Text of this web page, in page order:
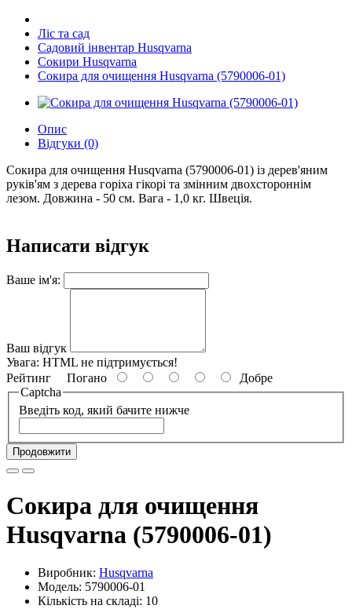
Ліс та сад
Садовий інвентар Husqvarna
Сокири Husqvarna
Сокира для очищення Husqvarna (5790006-01)
Опис
Відгуки (0)
Сокира для очищення Husqvarna (5790006-01) із дерев'яним
руків'ям з дерева горіха гікорі та змінним двохстороннім
лезом. Довжина - 50 см. Вага - 1,0 кг. Швеція.
Написати відгук
Ваше ім'я:
Ваш відгук
Увага: HTML не підтримується!
Рейтинг Погано
Добре
Captcha
Введіть код, який бачите нижче
Продовжити
Сокира для очищення
Husqvarna (5790006-01)
Виробник: Husqvarna
Модель: 5790006-01
Кількість на складі: 10